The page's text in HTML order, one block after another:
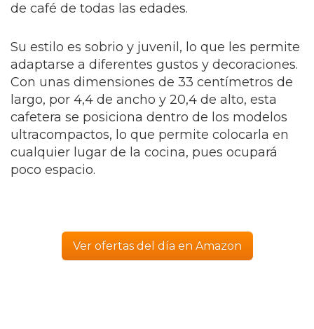
de café de todas las edades.
Su estilo es sobrio y juvenil, lo que les permite
adaptarse a diferentes gustos y decoraciones.
Con unas dimensiones de 33 centímetros de
largo, por 4,4 de ancho y 20,4 de alto, esta
cafetera se posiciona dentro de los modelos
ultracompactos, lo que permite colocarla en
cualquier lugar de la cocina, pues ocupará
poco espacio.
Ver ofertas del día en Amazon